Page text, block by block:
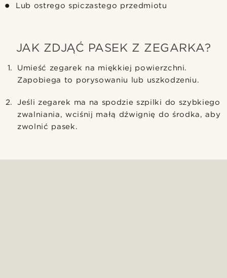
Lub ostrego spiczastego przedmiotu
JAK ZDJĄĆ PASEK Z ZEGARKA?
Umieść zegarek na miękkiej powierzchni.
Zapobiega to porysowaniu lub uszkodzeniu.
Jeśli zegarek ma na spodzie szpilki do szybkiego
zwalniania, wciśnij małą dźwignię do środka, aby
zwolnić pasek.